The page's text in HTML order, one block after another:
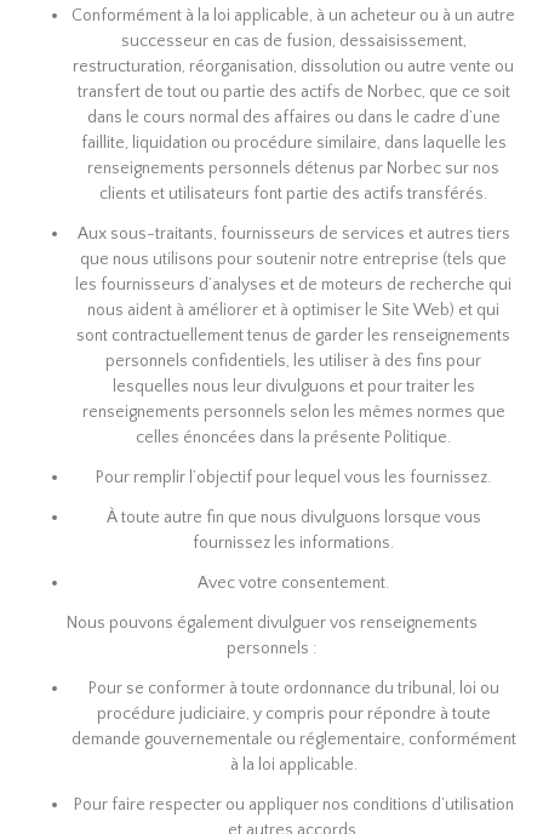
Conformément à la loi applicable, à un acheteur ou à un autre
successeur en cas de fusion, dessaisissement,
restructuration, réorganisation, dissolution ou autre vente ou
transfert de tout ou partie des actifs de Norbec, que ce soit
dans le cours normal des affaires ou dans le cadre d’une
faillite, liquidation ou procédure similaire, dans laquelle les
renseignements personnels détenus par Norbec sur nos
clients et utilisateurs font partie des actifs transférés.
Aux sous-traitants, fournisseurs de services et autres tiers
que nous utilisons pour soutenir notre entreprise (tels que
les fournisseurs d’analyses et de moteurs de recherche qui
nous aident à améliorer et à optimiser le Site Web) et qui
sont contractuellement tenus de garder les renseignements
personnels confidentiels, les utiliser à des fins pour
lesquelles nous leur divulguons et pour traiter les
renseignements personnels selon les mêmes normes que
celles énoncées dans la présente Politique.
Pour remplir l’objectif pour lequel vous les fournissez.
À toute autre fin que nous divulguons lorsque vous
fournissez les informations.
Avec votre consentement.
Nous pouvons également divulguer vos renseignements
personnels :
Pour se conformer à toute ordonnance du tribunal, loi ou
procédure judiciaire, y compris pour répondre à toute
demande gouvernementale ou réglementaire, conformément
à la loi applicable.
Pour faire respecter ou appliquer nos conditions d’utilisation